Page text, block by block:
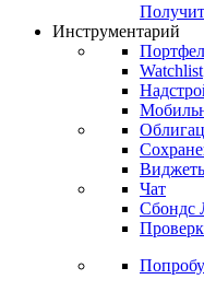
Инструментарий
Watchlist
Чат
Сбондс